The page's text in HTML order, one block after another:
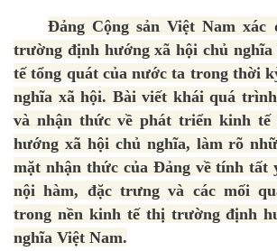
Đảng Cộng sản Việt Nam
trường định hướng xã hội chủ
tế tổng quát của nước ta trong thời
nghĩa xã hội. Bài viết khái quá
và nhận thức về phát triển kinh
hướng xã hội chủ nghĩa, làm rõ
mặt nhận thức của Đảng về tính tất
nội hàm, đặc trưng và các mối
trong nền kinh tế thị trường định
nghĩa Việt Nam.